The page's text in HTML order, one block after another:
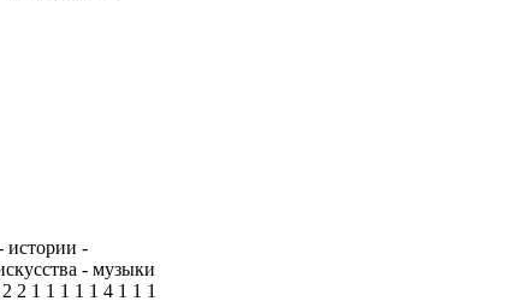
истории -
- музыки
2 1 1 1 1 1 4 1 1 1